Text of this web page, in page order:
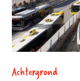
Achtergrond